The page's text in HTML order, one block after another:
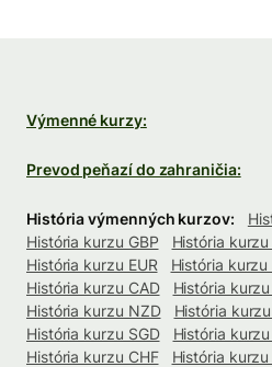
Výmenné kurzy:
Prevod peňazí do zahraničia:
História výmenných kurzov:
História kurzu GBP
História kurzu
História kurzu EUR
História kurzu
História kurzu CAD
História kurzu
História kurzu NZD
História
História kurzu SGD
História
História kurzu CHF
História kurzu